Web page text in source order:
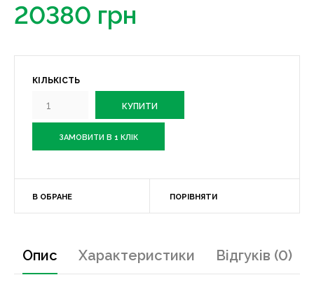
20380 грн
КІЛЬКІСТЬ
ЗАМОВИТИ В 1 КЛІК
В ОБРАНЕ ПОРІВНЯТИ
Опис Характеристики Відгуків (0)